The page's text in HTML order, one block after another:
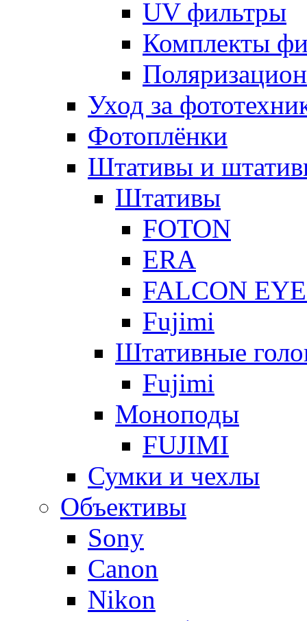
UV фильтры
Комплекты
Уход за
Фотоплёнки
Штативы и
Штативы
FOTON
ERA
FALCON
Fujimi
Штативные
Fujimi
Моноподы
FUJIMI
Сумки и чехлы
Объективы
Sony
Canon
Nikon